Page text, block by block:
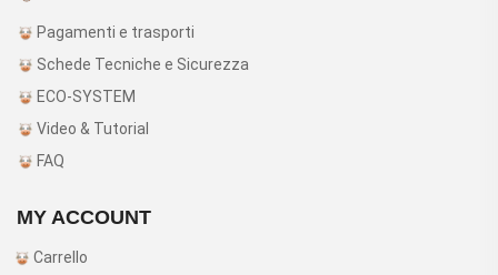
Pagamenti e trasporti
Schede Tecniche e Sicurezza
ECO-SYSTEM
Video & Tutorial
FAQ
MY ACCOUNT
Carrello